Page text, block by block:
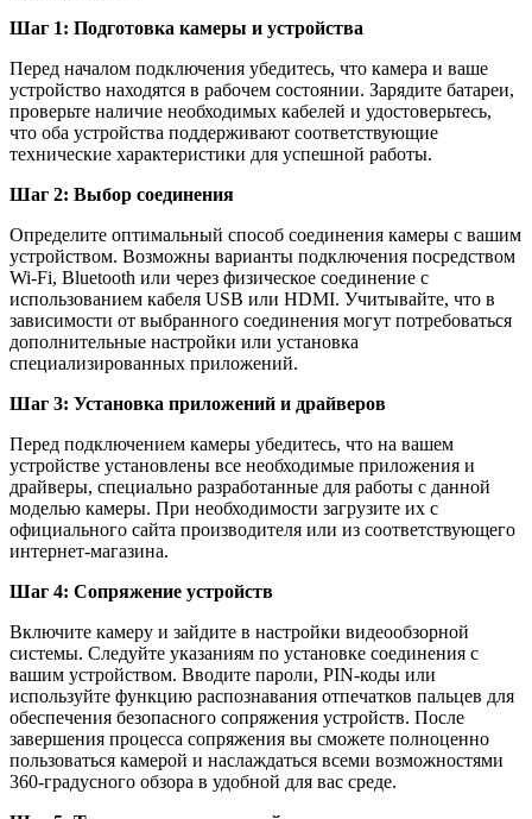
Шаг 1: Подготовка камеры и устройства
Перед началом подключения убедитесь, что камера и ваше
устройство находятся в рабочем состоянии. Зарядите батареи,
проверьте наличие необходимых кабелей и удостоверьтесь,
что оба устройства поддерживают соответствующие
технические характеристики для успешной работы.
Шаг 2: Выбор соединения
Определите оптимальный способ соединения камеры с вашим
устройством. Возможны варианты подключения посредством
Wi-Fi, Bluetooth или через физическое соединение с
использованием кабеля USB или HDMI. Учитывайте, что в
зависимости от выбранного соединения могут потребоваться
дополнительные настройки или установка
специализированных приложений.
Шаг 3: Установка приложений и драйверов
Перед подключением камеры убедитесь, что на вашем
устройстве установлены все необходимые приложения и
драйверы, специально разработанные для работы с данной
моделью камеры. При необходимости загрузите их с
официального сайта производителя или из соответствующего
интернет-магазина.
Шаг 4: Сопряжение устройств
Включите камеру и зайдите в настройки видеообзорной
системы. Следуйте указаниям по установке соединения с
вашим устройством. Вводите пароли, PIN-коды или
используйте функцию распознавания отпечатков пальцев для
обеспечения безопасного сопряжения устройств. После
завершения процесса сопряжения вы сможете полноценно
пользоваться камерой и наслаждаться всеми возможностями
360-градусного обзора в удобной для вас среде.